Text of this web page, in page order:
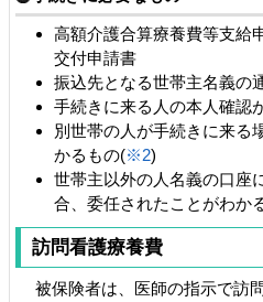
高額介護合算療養費等支給
交付申請書
振込先となる世帯主名義の
手続きに来る人の本人確認
別世帯の人が手続きに来る
かるもの(※2)
世帯主以外の人名義の口座
合、委任されたことがわか
訪問看護療養費
被保険者は、医師の指示で訪